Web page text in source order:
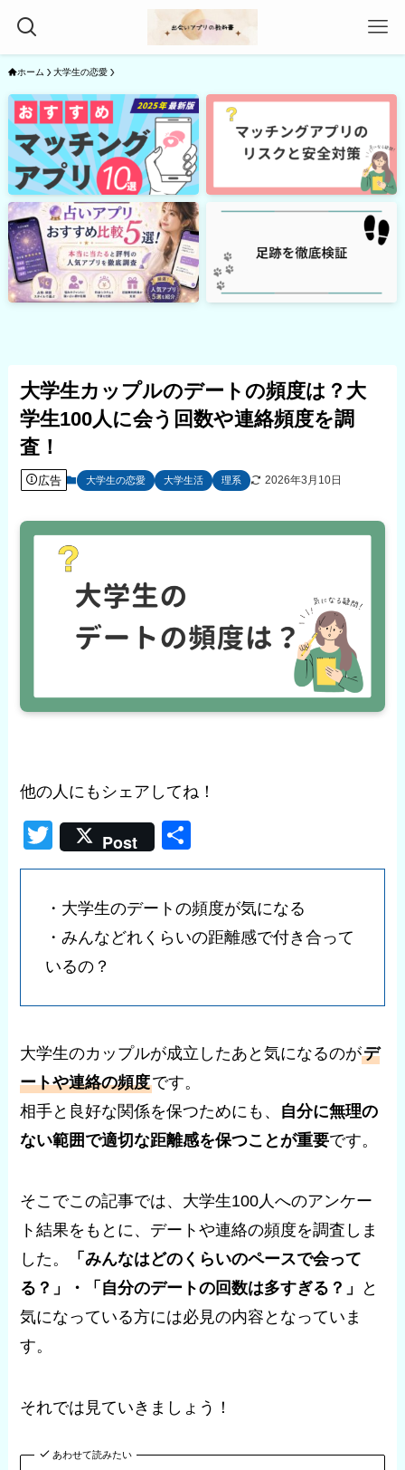
ホーム 大学生の恋愛
大学生カップルのデートの頻度は？大
学生100人に会う回数や連絡頻度を調
査！
広告 大学生の恋愛 大学生活 理系 2026年3月10日
他の人にもシェアしてね！
T
wi
tt
er
Post
有
・大学生のデートの頻度が気になる
・みんなどれくらいの距離感で付き合って
いるの？
大学生のカップルが成立したあと気になるのがデ
ートや連絡の頻度です。
相手と良好な関係を保つためにも、 自分に無理の
ない範囲で適切な距離感を保つことが重要です。
そこでこの記事では、大学生100人へのアンケー
ト結果をもとに、デートや連絡の頻度を調査しま
した。
「みんなはどのくらいのペースで会って
る？」・「自分のデートの回数は多すぎる？」
と
気になっている方には必見の内容となっていま
す。
それでは見ていきましょう！
あわせて読みたい